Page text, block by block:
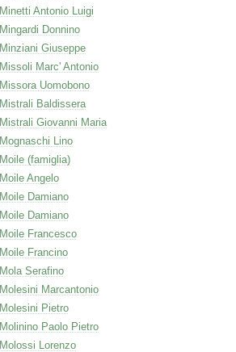
Minetti Antonio Luigi
Mingardi Donnino
Minziani Giuseppe
Missoli Marc' Antonio
Missora Uomobono
Mistrali Baldissera
Mistrali Giovanni Maria
Mognaschi Lino
Moile (famiglia)
Moile Angelo
Moile Damiano
Moile Damiano
Moile Francesco
Moile Francino
Mola Serafino
Molesini Marcantonio
Molesini Pietro
Molinino Paolo Pietro
Molossi Lorenzo